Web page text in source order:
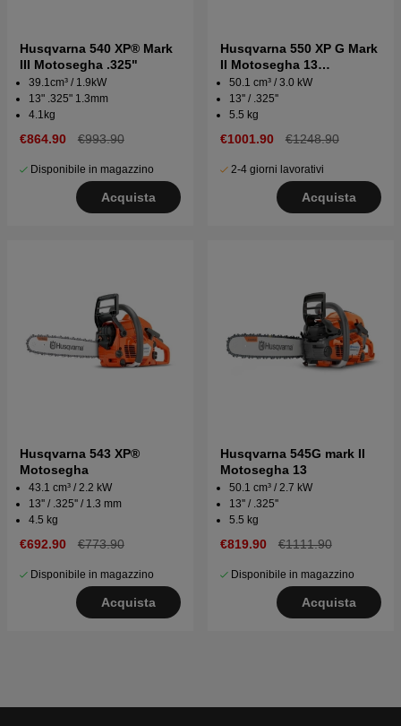
Husqvarna 540 XP® Mark
III Motosegha .325"
39.1cm³ / 1.9kW
13" .325" 1.3mm
4.1kg
€864.90 €993.90
Disponibile in magazzino
Acquista
Husqvarna 550 XP G Mark
II Motosegha 13
Triobrake™
50.1 cm³ / 3.0 kW
13'' / .325''
5.5 kg
€1001.90 €1248.90
2-4 giorni lavorativi
Acquista
Husqvarna 543 XP®
Motosegha
43.1 cm³ / 2.2 kW
13'' / .325'' / 1.3 mm
4.5 kg
€692.90 €773.90
Disponibile in magazzino
Acquista
Husqvarna 545G mark II
Motosegha 13
50.1 cm³ / 2.7 kW
13'' / .325''
5.5 kg
€819.90 €1111.90
Disponibile in magazzino
Acquista